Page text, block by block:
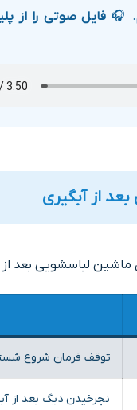
🎧 فایل صوتی را از
از آبگیری
لباسشویی بعد از
توقف فرمان شروع
نچرخیدن دیگ بعد از